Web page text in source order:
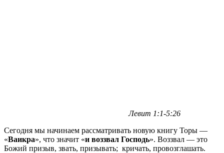
Левит 1:1-5:26
Сегодня мы начинаем рассматривать новую книгу Торы —
«Ваикра», что значит «и воззвал Господь». Воззвал — это
Божий призыв, звать, призывать; кричать, провозглашать.